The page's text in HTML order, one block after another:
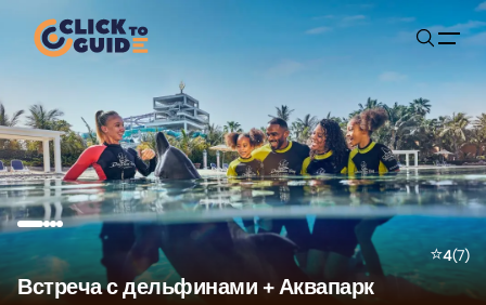
Skip to content
⭐4(7)
Встреча с дельфинами + Аквапарк